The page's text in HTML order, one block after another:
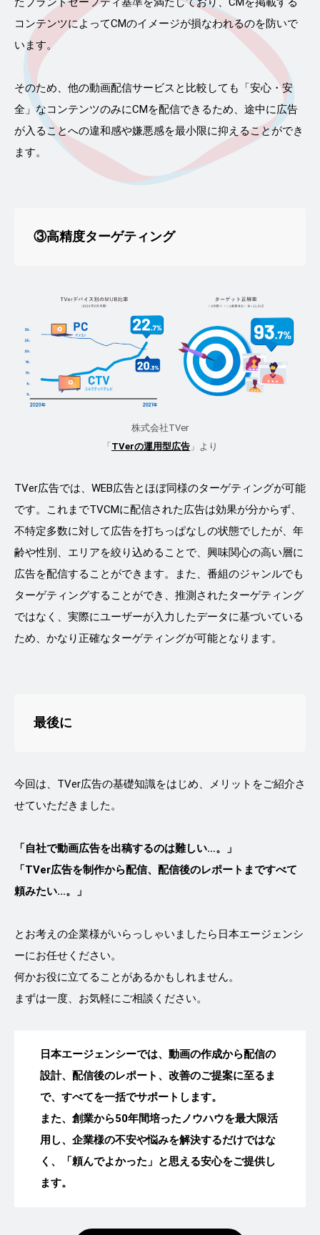
コンテンツによってCMのイメージが損なわれるのを防いで
います。
そのため、他の動画配信サービスと比較しても「安心・安
全」なコンテンツのみにCMを配信できるため、途中に広告
が入ることへの違和感や嫌悪感を最小限に抑えることができ
ます。
③高精度ターゲティング
株式会社TVer
「TVerの運用型広告 」より
TVer広告では、WEB広告とほぼ同様のターゲティングが可能
です。これまでTVCMに配信された広告は効果が分からず、
不特定多数に対して広告を打ちっぱなしの状態でしたが、年
齢や性別、エリアを絞り込めることで、興味関心の高い層に
広告を配信することができます。また、番組のジャンルでも
ターゲティングすることができ、推測されたターゲティング
ではなく、実際にユーザーが入力したデータに基づいている
ため、かなり正確なターゲティングが可能となります。
最後に
今回は、TVer広告の基礎知識をはじめ、メリットをご紹介さ
せていただきました。
「自社で動画広告を出稿するのは難しい…。」
「TVer広告を制作から配信、配信後のレポートまですべて
頼みたい...。」
とお考えの企業様がいらっしゃいましたら日本エージェンシ
ーにお任せください。
何かお役に立てることがあるかもしれません。
まずは一度、お気軽にご相談ください。
日本エージェンシーでは、動画の作成から配信の
設計、配信後のレポート、改善のご提案に至るま
で、すべてを一括でサポートします。
また、創業から50年間培ったノウハウを最大限活
用し、企業様の不安や悩みを解決するだけではな
く、「頼んでよかった」と思える安心をご提供し
ます。